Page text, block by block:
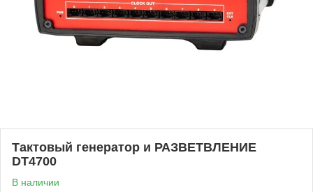
Тактовый генератор и РАЗВЕТВЛЕНИЕ
DT4700
В наличии